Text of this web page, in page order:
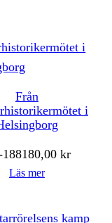
Från
i
188180,00kr
Läs mer